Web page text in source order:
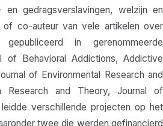
en gedragsverslavingen, welzijn en
of co-auteur van vele artikelen over
in gerenommeerde
of Behavioral Addictions, Addictive
of Environmental Research and
Research and Theory, Journal of
verschillende projecten op het
twee die werden gefinancierd